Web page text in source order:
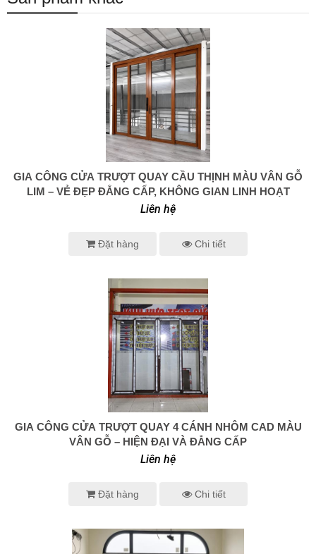
0938 414 005
GIA CÔNG CỬA TRƯỢT QUAY CẦU THỊNH MÀU VÂN GỖ
LIM – VẺ ĐẸP ĐẲNG CẤP, KHÔNG GIAN LINH HOẠT
Liên hệ
Đặt hàng Chi tiết
0938 414 005
GIA CÔNG CỬA TRƯỢT QUAY 4 CÁNH NHÔM CAD MÀU
VÂN GỖ – HIỆN ĐẠI VÀ ĐẲNG CẤP
Liên hệ
Đặt hàng Chi tiết